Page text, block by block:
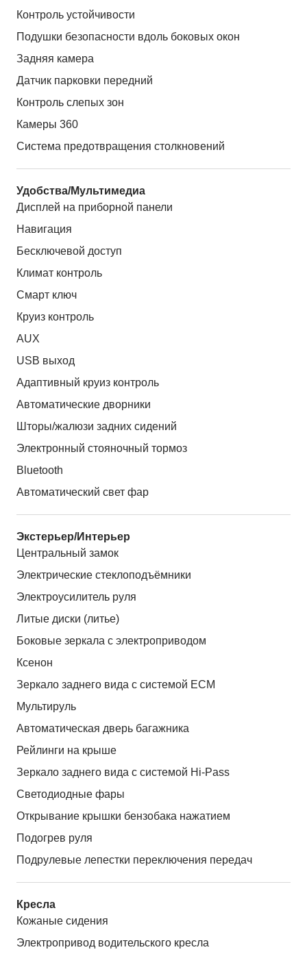
Контроль устойчивости
Подушки безопасности вдоль боковых окон
Задняя камера
Датчик парковки передний
Контроль слепых зон
Камеры 360
Система предотвращения столкновений
Удобства/Мультимедиа
Дисплей на приборной панели
Навигация
Бесключевой доступ
Климат контроль
Смарт ключ
Круиз контроль
AUX
USB выход
Адаптивный круиз контроль
Автоматические дворники
Шторы/жалюзи задних сидений
Электронный стояночный тормоз
Bluetooth
Автоматический свет фар
Экстерьер/Интерьер
Центральный замок
Электрические стеклоподъёмники
Электроусилитель руля
Литые диски (литье)
Боковые зеркала с электроприводом
Ксенон
Зеркало заднего вида с системой ЕСМ
Мультируль
Автоматическая дверь багажника
Рейлинги на крыше
Зеркало заднего вида с системой Hi-Pass
Светодиодные фары
Открывание крышки бензобака нажатием
Подогрев руля
Подрулевые лепестки переключения передач
Кресла
Кожаные сидения
Электропривод водительского кресла